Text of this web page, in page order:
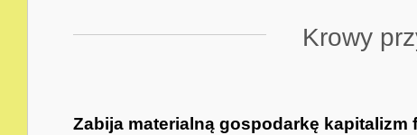
Krowy
Zabija materialną gospodarkę kapitalizm